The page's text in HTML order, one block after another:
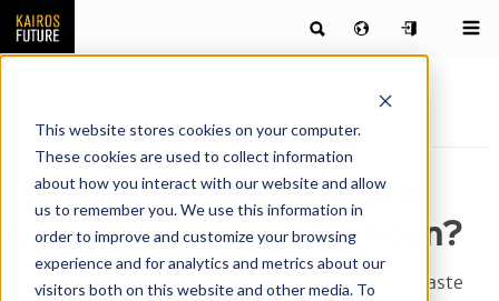
This website stores cookies on your computer.
These cookies are used to collect information
about how you interact with our website and allow
us to remember you. We use this information in
order to improve and customize your browsing
experience and for analytics and metrics about our
visitors both on this website and other media. To
Kommer AI att förändra
omvärldsanalys i grunden?
Kommer AI att förändra
omvärldsanalys i grunden?
2016 skapades historia. Lee Sedol, en av de senaste